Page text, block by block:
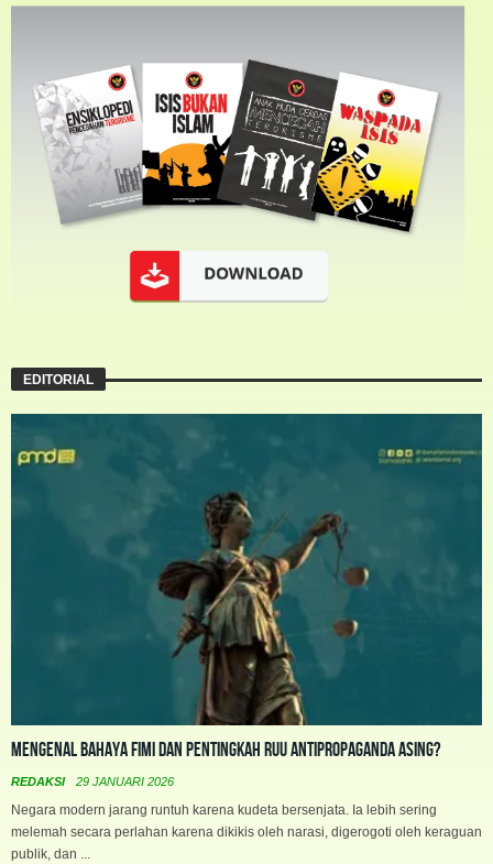
EDITORIAL
Mengenal Bahaya FIMI dan Pentingkah RUU Antipropaganda Asing?
REDAKSI 29 JANUARI 2026
Negara modern jarang runtuh karena kudeta bersenjata. Ia lebih sering
melemah secara perlahan karena dikikis oleh narasi, digerogoti oleh keraguan
publik, dan ...